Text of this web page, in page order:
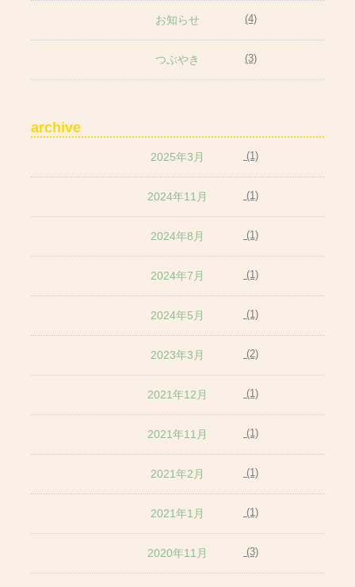
お知らせ (4)
つぶやき (3)
archive
2025年3月 (1)
2024年11月 (1)
2024年8月 (1)
2024年7月 (1)
2024年5月 (1)
2023年3月 (2)
2021年12月 (1)
2021年11月 (1)
2021年2月 (1)
2021年1月 (1)
2020年11月 (3)